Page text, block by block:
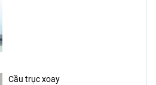
Cầu trục xoay